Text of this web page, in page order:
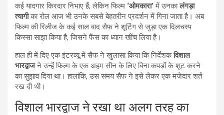
कई यादगार किरदार निभाए हैं, लेकिन फिल्म ‘ओमकारा’ में उनकालंगड़ा
त्यागीका रोल आज भी उनके सबसे बेहतरीन प्रदर्शन में गिना जाता है। अब
फिल्म की रिलीज के कई साल बाद सैफ ने शूटिंग से जुड़ा एक दिलचस्प
किस्सा साझा किया है, जिसने फैंस का ध्यान खींच लिया है।
हाल ही में दिए एक इंटरव्यू में सैफ ने खुलासा किया कि निर्देशकविशाल
भारद्वाजने उन्हें फिल्म के एक अहम सीन के लिए बिना कपड़ों के शूट करने
का सुझाव दिया था। हालांकि, उस समय सैफ ने इसे लेकर एक मजेदार शर्त
रख दी थी।
विशाल भारद्वाज ने रखा था अलग तरह का